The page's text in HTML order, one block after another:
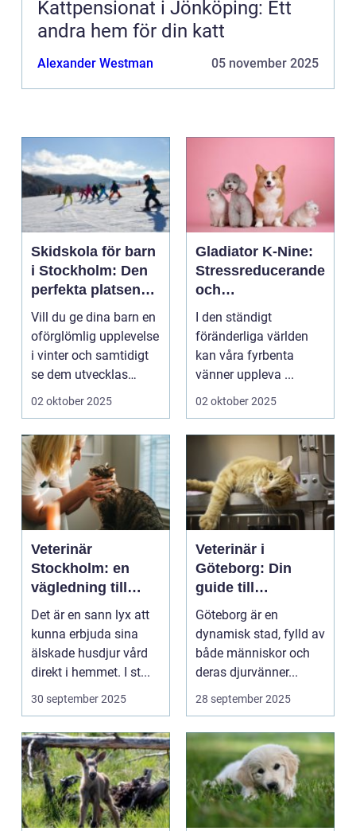
Kattpensionat i Jönköping: Ett
andra hem för din katt
Alexander Westman 05 november 2025
Skidskola för barn
i Stockholm: Den
perfekta platsen
för små blivande
skidåkare
Vill du ge dina barn en
oförglömlig upplevelse
i vinter och samtidigt
se dem utvecklas
p&a...
02 oktober 2025
Gladiator K-Nine:
Stressreducerande
och
ångestdämpande
hundhalsband
I den ständigt
föränderliga världen
kan våra fyrbenta
vänner uppleva ...
02 oktober 2025
Veterinär
Stockholm: en
vägledning till
vård i hemmiljö
Det är en sann lyx att
kunna erbjuda sina
älskade husdjur vård
direkt i hemmet. I st...
30 september 2025
Veterinär i
Göteborg: Din
guide till
djursjukvård
Göteborg är en
dynamisk stad, fylld av
både människor och
deras djurvänner...
28 september 2025